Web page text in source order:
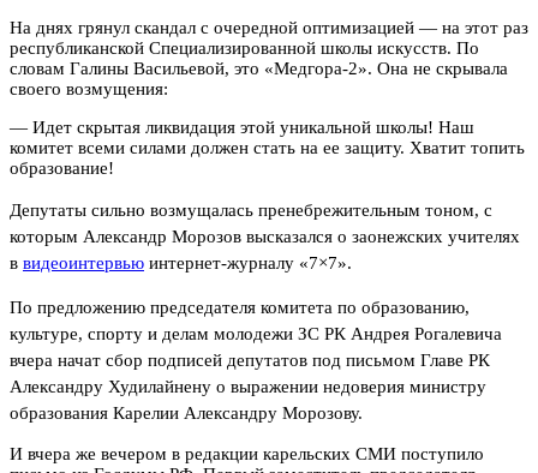
На днях грянул скандал с очередной оптимизацией — на этот раз
республиканской Специализированной школы искусств. По
словам Галины Васильевой, это «Медгора-2». Она не скрывала
своего возмущения:
— Идет скрытая ликвидация этой уникальной школы! Наш
комитет всеми силами должен стать на ее защиту. Хватит топить
образование!
Депутаты сильно возмущалась пренебрежительным тоном, с
которым Александр Морозов высказался о заонежских учителях
в видеоинтервью интернет-журналу «7×7».
По предложению председателя комитета по образованию,
культуре, спорту и делам молодежи ЗС РК Андрея Рогалевича
вчера начат сбор подписей депутатов под письмом Главе РК
Александру Худилайнену о выражении недоверия министру
образования Карелии Александру Морозову.
И вчера же вечером в редакции карельских СМИ поступило